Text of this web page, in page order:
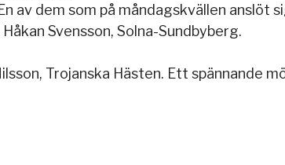
av dem som på måndagskvällen anslöt
Svensson, Solna-Sundbyberg.
Trojanska Hästen. Ett spännande